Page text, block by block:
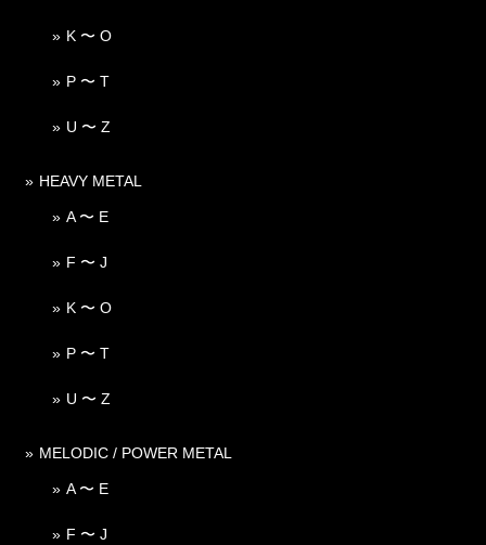
K 〜 O
P 〜 T
U 〜 Z
HEAVY METAL
A 〜 E
F 〜 J
K 〜 O
P 〜 T
U 〜 Z
MELODIC / POWER METAL
A 〜 E
F 〜 J